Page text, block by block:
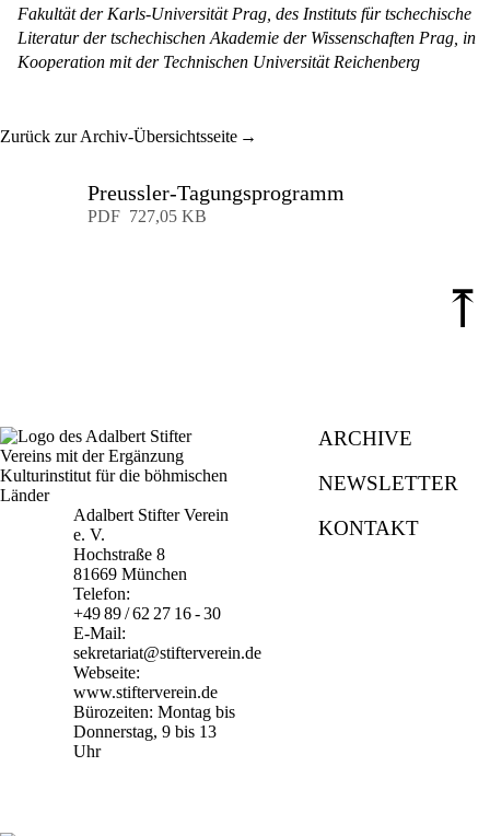
Fakultät der Karls-Universität Prag, des Instituts für tschechische
Literatur der tschechischen Akademie der Wissenschaften Prag, in
Kooperation mit der Technischen Universität Reichenberg
Zurück zur Archiv-Übersichtsseite
Preussler-Tagungsprogramm
PDF 727,05 KB
⤒
Adalbert Stifter Verein
e. V.
Hochstraße 8
81669 München
Telefon:
+49 89 / 62 27 16 - 30
E-Mail:
sekretariat@stifterverein.de
Webseite:
www.stifterverein.de
Bürozeiten: Montag bis
Donnerstag, 9 bis 13
Uhr
ARCHIVE
NEWSLETTER
KONTAKT